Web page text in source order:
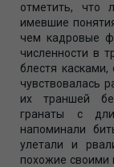
отметить,
имевшие
чем кадровые
численности в
блестя
чувствовалась
их траншей
гранаты с
напоминали
улетали и
похожие своими